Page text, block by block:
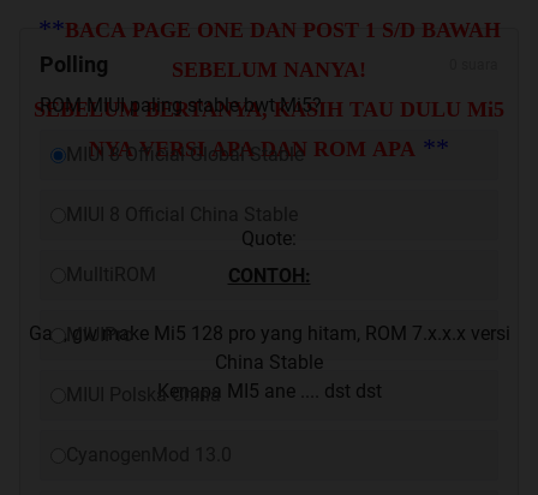
**BACA PAGE ONE DAN POST 1 S/D BAWAH
SEBELUM NANYA!
SEBELUM BERTANYA, KASIH TAU DULU Mi5
NYA VERSI APA DAN ROM APA **
Quote:
CONTOH:
Gan, gw make Mi5 128 pro yang hitam, ROM 7.x.x.x versi
China Stable
Kenapa MI5 ane .... dst dst
Polling
ROM MIUI paling stable bwt Mi5?
MIUI 8 Official Global Stable
MIUIPro
MIUI Polska China